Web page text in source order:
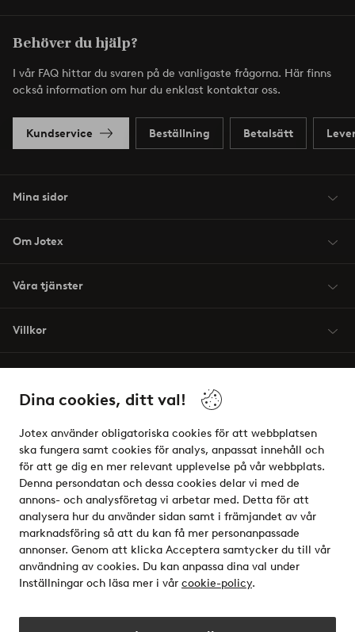
Dina cookies, ditt val!
Jotex använder obligatoriska cookies för att webbplatsen
ska fungera samt cookies för analys, anpassat innehåll och
för att ge dig en mer relevant upplevelse på vår webbplats.
Denna persondatan och dessa cookies delar vi med de
annons- och analysföretag vi arbetar med. Detta för att
analysera hur du använder sidan samt i främjandet av vår
marknadsföring så att du kan få mer personanpassade
annonser. Genom att klicka Acceptera samtycker du till vår
användning av cookies. Du kan anpassa dina val under
Inställningar och läsa mer i vår cookie-policy.
Behöver du hjälp?
I vår FAQ hittar du svaren på de vanligaste frågorna. Här finns
också information om hur du enklast kontaktar oss.
Kundservice Beställning Betalsätt
Mina sidor
Om Jotex
Våra tjänster
Villkor
Säkra betalningar - Betala direkt eller dela upp
Vill du veta mer om våra betalalternativ?
elpy